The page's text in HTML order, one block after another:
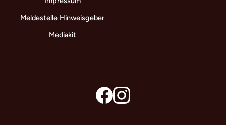
Meldestelle Hinweisgeber
Mediakit